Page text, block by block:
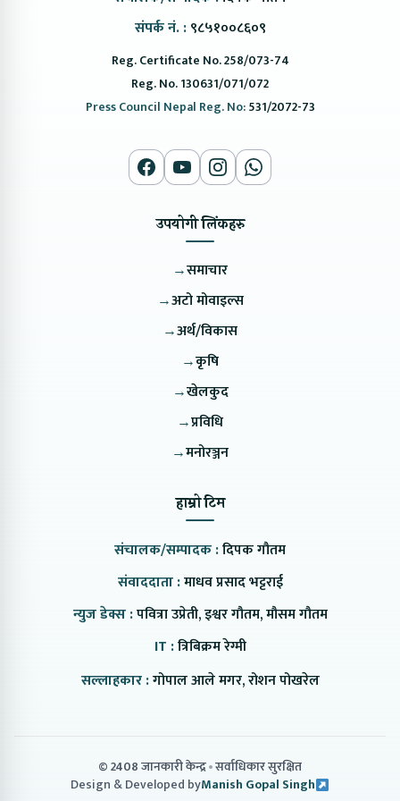
संपर्क नं. : ९८५१००८६०९
Reg. Certificate No. 258/073-74
Reg. No. 130631/071/072
Press Council Nepal Reg. No:531/2072-73
उपयोगी लिंकहरु
→समाचार
→अटो मोवाइल्स
→अर्थ/विकास
→कृषि
→खेलकुद
→प्रविधि
→मनोरञ्जन
हाम्रो टिम
संचालक/सम्पादक :दिपक गौतम
संवाददाता :माधव प्रसाद भट्टराई
न्युज डेक्स :पवित्रा उप्रेती, इश्वर गौतम, मौसम गौतम
IT :त्रिबिक्रम रेग्मी
सल्लाहकार :गोपाल आले मगर, रोशन पोखरेल
© 2408 जानकारी केन्द्र सर्वाधिकार सुरक्षित
Design & Developed byManish Gopal Singh